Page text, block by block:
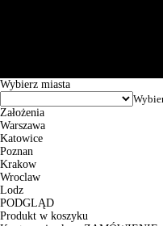
Wybierz miasta
Założenia
Warszawa
Katowice
Poznan
Krakow
Wroclaw
Lodz
PODGLĄD
Produkt w koszyku